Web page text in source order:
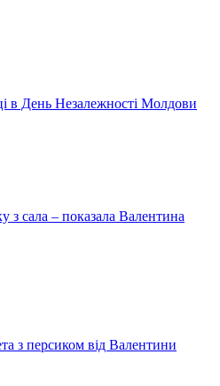
в День Незалежності Молдови
з сала – показала Валентина
з персиком від Валентини